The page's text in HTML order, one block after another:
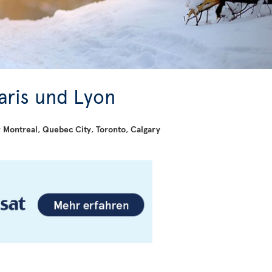
und Lyon
Montreal, Quebec City, Toronto, Calgary